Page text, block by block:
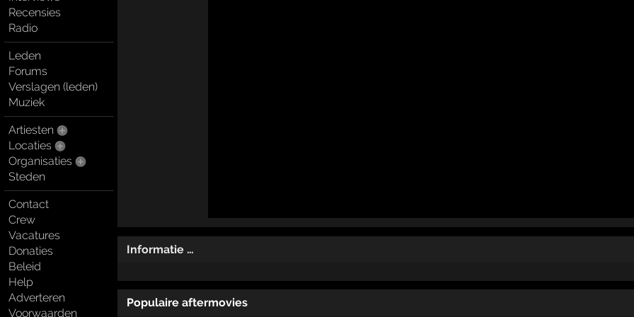
Recensies
Radio
Leden
Forums
Verslagen (leden)
Muziek
Artiesten
Locaties
Organisaties
Steden
Contact
Crew
Vacatures
Donaties
Beleid
Help
Adverteren
Voorwaarden
Informatie …
Populaire aftermovies